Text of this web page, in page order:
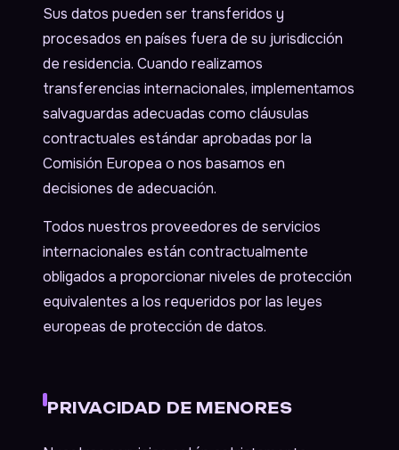
Sus datos pueden ser transferidos y
procesados en países fuera de su jurisdicción
de residencia. Cuando realizamos
transferencias internacionales, implementamos
salvaguardas adecuadas como cláusulas
contractuales estándar aprobadas por la
Comisión Europea o nos basamos en
decisiones de adecuación.
Todos nuestros proveedores de servicios
internacionales están contractualmente
obligados a proporcionar niveles de protección
equivalentes a los requeridos por las leyes
europeas de protección de datos.
PRIVACIDAD DE MENORES